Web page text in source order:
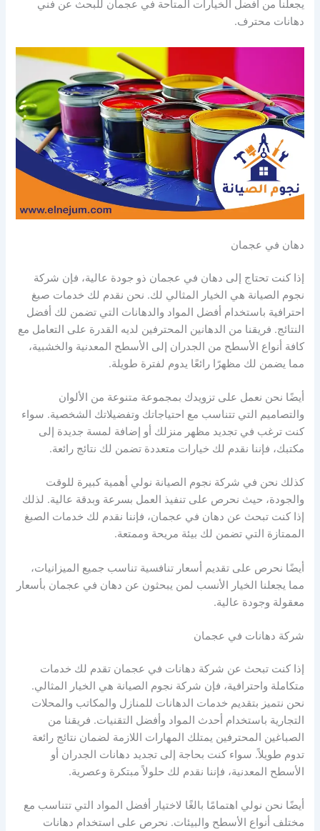
يجعلنا من أفضل الخيارات المتاحة في عجمان للبحث عن فني
دهانات محترف.
دهان في عجمان
إذا كنت تحتاج إلى دهان في عجمان ذو جودة عالية، فإن شركة
نجوم الصيانة هي الخيار المثالي لك. نحن نقدم لك خدمات صبغ
احترافية باستخدام أفضل المواد والدهانات التي تضمن لك أفضل
النتائج. فريقنا من الدهانين المحترفين لديه القدرة على التعامل مع
كافة أنواع الأسطح من الجدران إلى الأسطح المعدنية والخشبية،
مما يضمن لك مظهرًا رائعًا يدوم لفترة طويلة.
أيضًا نحن نعمل على تزويدك بمجموعة متنوعة من الألوان
والتصاميم التي تتناسب مع احتياجاتك وتفضيلاتك الشخصية. سواء
كنت ترغب في تجديد مظهر منزلك أو إضافة لمسة جديدة إلى
مكتبك، فإننا نقدم لك خيارات متعددة تضمن لك نتائج رائعة.
كذلك نحن في شركة نجوم الصيانة نولي أهمية كبيرة للوقت
والجودة، حيث نحرص على تنفيذ العمل بسرعة وبدقة عالية. لذلك
إذا كنت تبحث عن دهان في عجمان، فإننا نقدم لك خدمات الصبغ
الممتازة التي تضمن لك بيئة مريحة وممتعة.
أيضًا نحرص على تقديم أسعار تنافسية تناسب جميع الميزانيات،
مما يجعلنا الخيار الأنسب لمن يبحثون عن دهان في عجمان بأسعار
معقولة وجودة عالية.
شركة دهانات في عجمان
إذا كنت تبحث عن شركة دهانات في عجمان تقدم لك خدمات
متكاملة واحترافية، فإن شركة نجوم الصيانة هي الخيار المثالي.
نحن نتميز بتقديم خدمات الدهانات للمنازل والمكاتب والمحلات
التجارية باستخدام أحدث المواد وأفضل التقنيات. فريقنا من
الصباغين المحترفين يمتلك المهارات اللازمة لضمان نتائج رائعة
تدوم طويلاً. سواء كنت بحاجة إلى تجديد دهانات الجدران أو
الأسطح المعدنية، فإننا نقدم لك حلولاً مبتكرة وعصرية.
أيضًا نحن نولي اهتمامًا بالغًا لاختيار أفضل المواد التي تتناسب مع
مختلف أنواع الأسطح والبيئات. نحرص على استخدام دهانات